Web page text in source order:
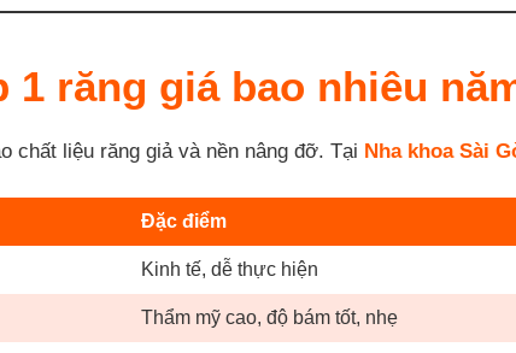
1 răng giá bao nhiêu
chất liệu răng giả và nền nâng đỡ. Tại Nha khoa Sài
Đặc điểm
Kinh tế, dễ thực hiện
Thẩm mỹ cao, độ bám tốt, nhẹ